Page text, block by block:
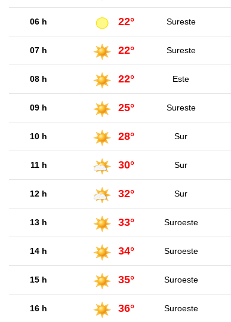
06 h 22° Sureste
07 h 22° Sureste
08 h 22° Este
09 h 25° Sureste
10 h 28° Sur
11 h 30° Sur
12 h 32° Sur
13 h 33° Suroeste
14 h 34° Suroeste
15 h 35° Suroeste
16 h 36° Suroeste